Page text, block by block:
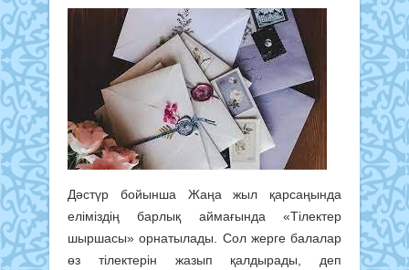
Дәстүр бойынша Жаңа жыл қарсаңында
еліміздің барлық аймағында «Тілектер
шыршасы» орнатылады. Сол жерге балалар
өз тілектерін жазып қалдырады, деп